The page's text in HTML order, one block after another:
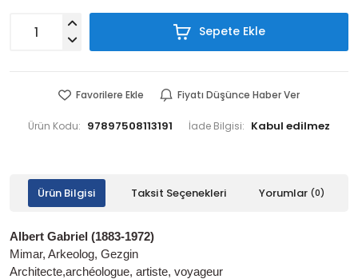
Sepete Ekle
Favorilere Ekle Fiyatı Düşünce Haber Ver
Ürün Kodu: 97897508113191 İade Bilgisi:
Ürün Bilgisi Taksit Seçenekleri Yorumlar (0)
Albert Gabriel (1883-1972)
Mimar, Arkeolog, Gezgin
Architecte,archéologue, artiste, voyageur